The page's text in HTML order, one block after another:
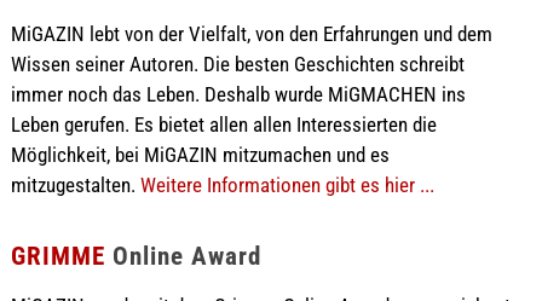
MiGAZIN lebt von der Vielfalt, von den Erfahrungen und dem
Wissen seiner Autoren. Die besten Geschichten schreibt
immer noch das Leben. Deshalb wurde MiGMACHEN ins
Leben gerufen. Es bietet allen allen Interessierten die
Möglichkeit, bei MiGAZIN mitzumachen und es
mitzugestalten. Weitere Informationen gibt es hier ...
GRIMME Online Award